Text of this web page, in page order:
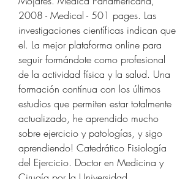
2008 - Medical - 501 pages. Las
investigaciones científicas indican que
el. La mejor plataforma online para
seguir formándote como profesional
de la actividad física y la salud. Una
formación contínua con los últimos
estudios que permiten estar totalmente
actualizado, he aprendido mucho
sobre ejercicio y patologías, y sigo
aprendiendo! Catedrático Fisiología
del Ejercicio. Doctor en Medicina y